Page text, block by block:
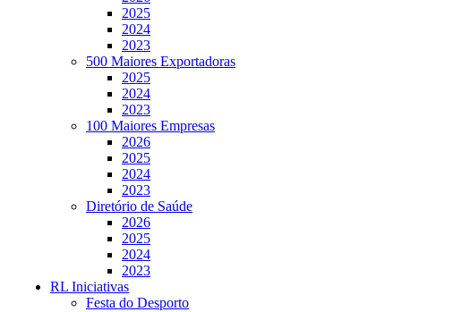
2025
2024
2023
500 Maiores Exportadoras
2025
2024
2023
100 Maiores Empresas
2026
2025
2024
2023
Diretório de Saúde
2026
2025
2024
2023
RL Iniciativas
Festa do Desporto